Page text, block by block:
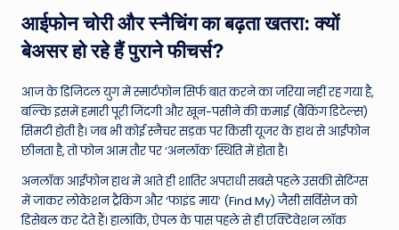
T
h
e
W
o
rl
d
आईफोन चोरी और स्नैचिंग का बढ़ता खतरा: क्यों
बेअसर हो रहे हैं पुराने फीचर्स?
आज के डिजिटल युग में स्मार्टफोन सिर्फ बात करने का जरिया नहीं रह गया है,
बल्कि इसमें हमारी पूरी जिंदगी और खून-पसीने की कमाई (बैंकिंग डिटेल्स)
सिमटी होती है। जब भी कोई स्नैचर सड़क पर किसी यूजर के हाथ से आईफोन
छीनता है, तो फोन आम तौर पर ‘अनलॉक’ स्थिति में होता है।
अनलॉक आईफोन हाथ में आते ही शातिर अपराधी सबसे पहले उसकी सेटिंग्स
में जाकर लोकेशन ट्रैकिंग और ‘फाइंड माय’ (Find My) जैसी सर्विसेज को
डिसेबल कर देते हैं। हालांकि, ऐपल के पास पहले से ही एक्टिवेशन लॉक